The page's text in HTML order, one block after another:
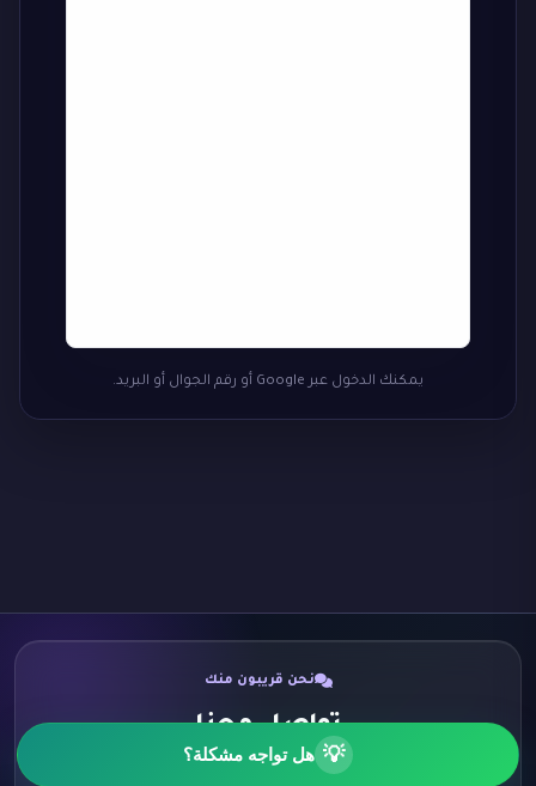
يمكنك الدخول عبر Google أو رقم الجوال أو البريد.
نحن قريبون منك
تواصل معنا
اختر الطريقة الأنسب لك وسنكون سعداء برسالتك.
💡 هل تواجه مشكلة؟